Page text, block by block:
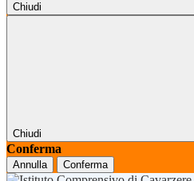
Chiudi
Chiudi
Conferma
Annulla Conferma